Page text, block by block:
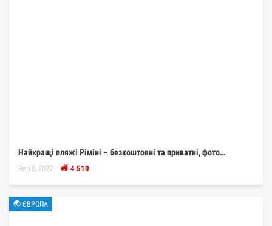
Найкращі пляжі Ріміні – безкоштовні та приватні, фото…
Вер 5, 2022 4 510
🌏 ЄВРОПА